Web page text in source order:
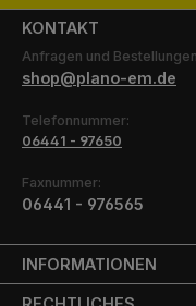
KONTAKT
Anfragen und
shop@plano-em.de
Telefonnummer:
06441 - 97650
Faxnummer:
06441 - 976565
INFORMATIONEN